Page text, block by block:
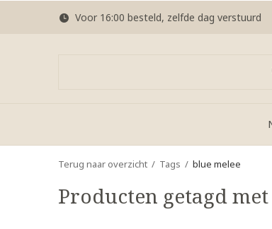
Voor 16:00 besteld, zelfde dag verstuurd
Terug naar overzicht Tags blue melee
Producten getagd